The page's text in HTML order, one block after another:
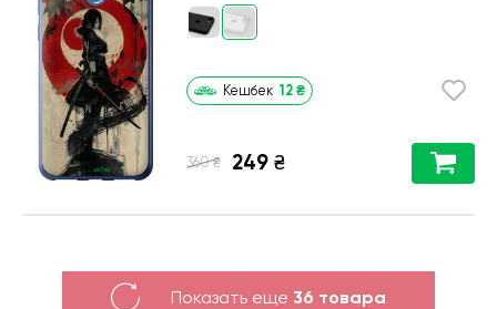
Кешбек 12 ₴
360 ₴ 249 ₴
Показать еще 36 товара